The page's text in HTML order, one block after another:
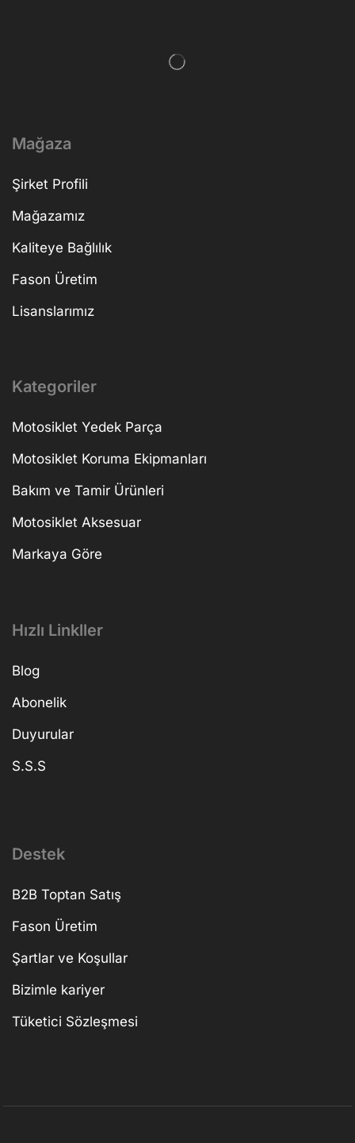
Mağaza
Şirket Profili
Mağazamız
Kaliteye Bağlılık
Fason Üretim
Lisanslarımız
Kategoriler
Motosiklet Yedek Parça
Motosiklet Koruma Ekipmanları
Bakım ve Tamir Ürünleri
Motosiklet Aksesuar
Markaya Göre
Hızlı Linkller
Blog
Abonelik
Duyurular
S.S.S
Destek
B2B Toptan Satış
Fason Üretim
Şartlar ve Koşullar
Bizimle kariyer
Tüketici Sözleşmesi